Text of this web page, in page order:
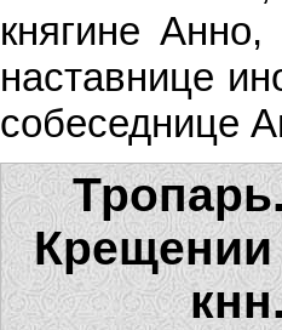
княгине
наставнице
собеседнице
Крещении